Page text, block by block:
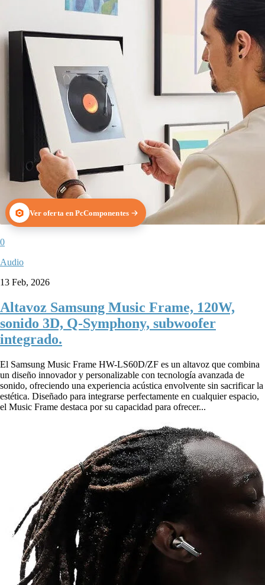
Ver oferta en PcComponentes
0
Audio
13 Feb, 2026
Altavoz Samsung Music Frame, 120W,
sonido 3D, Q-Symphony, subwoofer
integrado.
El Samsung Music Frame HW-LS60D/ZF es un altavoz que combina
un diseño innovador y personalizable con tecnología avanzada de
sonido, ofreciendo una experiencia acústica envolvente sin sacrificar la
estética. Diseñado para integrarse perfectamente en cualquier espacio,
el Music Frame destaca por su capacidad para ofrecer...